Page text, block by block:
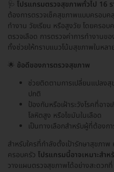
🩺 โปรแกรมตรวจสุขภาพทั่วไป 16
ต้องการตรวจเช็คสุขภาพแบบครอบค
ทำงาน วัยเรียน หรือสูงวัย โดยครอ
ตรวจเลือด การตรวจค่าการทำงานข
ทั้งช่วยให้ทราบแนวโน้มสุขภาพในหล
🌟 ข้อดีของการตรวจสุขภาพ
ช่วยติดตามการเปลี่ยนแปลง
ปกติ
ป้องกันหรือเฝ้าระวังโรคที่อา
โลหิตสูง หรือไขมันในเลือด
เป็นทางเลือกสำหรับผู้ที่ต้อง
สำหรับใครที่กำลังตั้งเป้ารักษาสุขภา
ครอบครัว โปรแกรมนี้อาจเหมาะสำ
วางแผนตรวจสุขภาพได้อย่างสะดว